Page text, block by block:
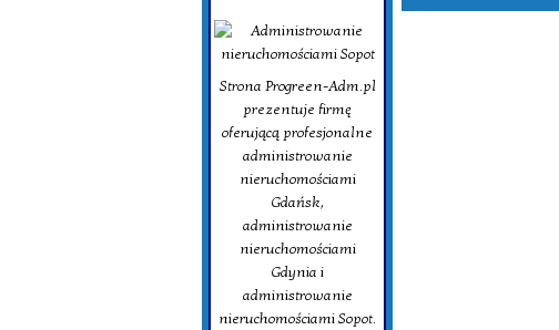
Strona Progreen-Adm.pl
prezentuje firmę
oferującą profesjonalne
administrowanie
nieruchomościami
Gdańsk,
administrowanie
nieruchomościami
Gdynia i
administrowanie
nieruchomościami Sopot.